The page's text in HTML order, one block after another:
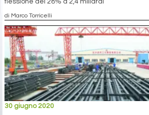
flessione del 28% a 2,4 miliardi
di Marco Torricelli
30 giugno 2020